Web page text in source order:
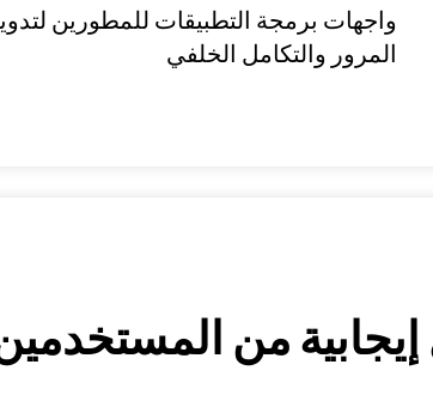
واجهات برمجة التطبيقات للمطورين
المرور والتكامل الخلفي